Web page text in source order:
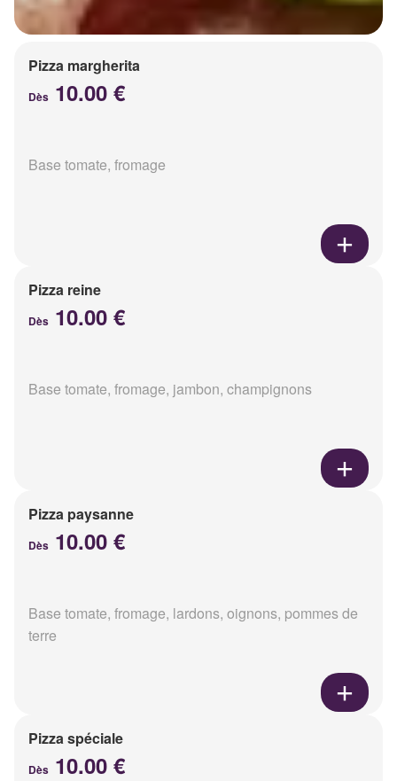
Pizza margherita
Dès 10.00 €
Base tomate, fromage
Pizza reine
Dès 10.00 €
Base tomate, fromage, jambon, champignons
Pizza paysanne
Dès 10.00 €
Base tomate, fromage, lardons, oignons, pommes de
terre
Pizza spéciale
Dès 10.00 €